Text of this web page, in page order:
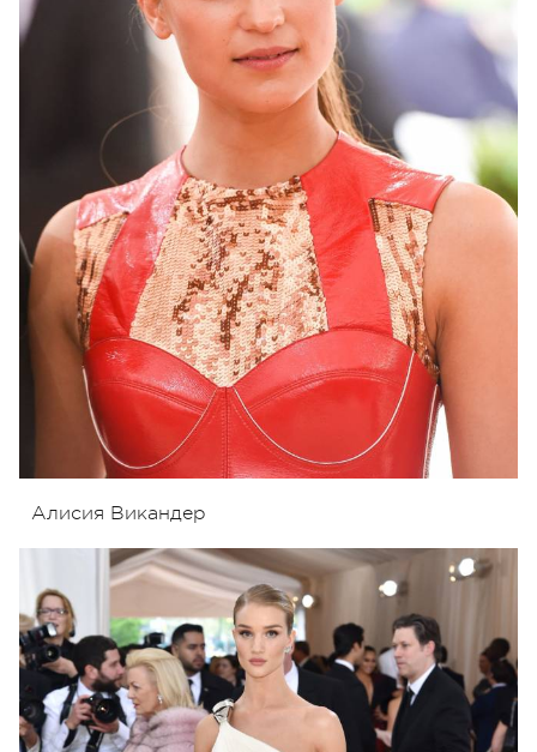
Алисия Викандер